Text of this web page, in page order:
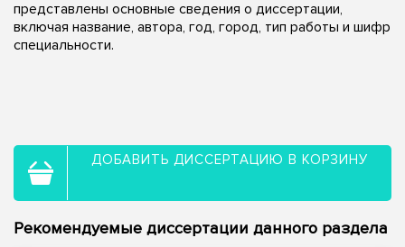
представлены основные сведения о диссертации,
включая название, автора, год, город, тип работы и шифр
специальности.
ДОБАВИТЬ ДИССЕРТАЦИЮ В КОРЗИНУ
Рекомендуемые диссертации данного раздела